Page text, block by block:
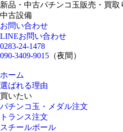
新品・中古パチンコ玉販売・買
中古設備
お問い合わせ
LINEお問い合わせ
0283-24-1478
090-3409-9015 （夜間）
ホーム
選ばれる理由
買いたい
パチンコ玉・メダル注文
トランス注文
スチールボール